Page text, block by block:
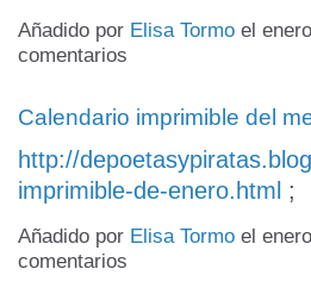
Añadido por Elisa Tormo el
comentarios
Calendario imprimible del
http://
imprimible-de-enero.html ;
Añadido por Elisa Tormo el
comentarios